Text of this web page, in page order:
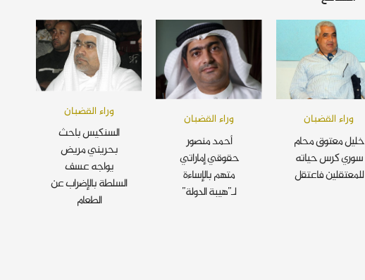
وراء القضبان
خليل معتوق محام
سوري كرس حياته
للمعتقلين فاعتقل
وراء القضبان
أحمد منصور
حقوقي إماراتي
متهم بالإساءة
لـ”هيبة الدولة”
وراء القضبان
السنكيس باحث
بحريني مريض
يواجه عسف
السلطة بالإضراب عن
الطعام